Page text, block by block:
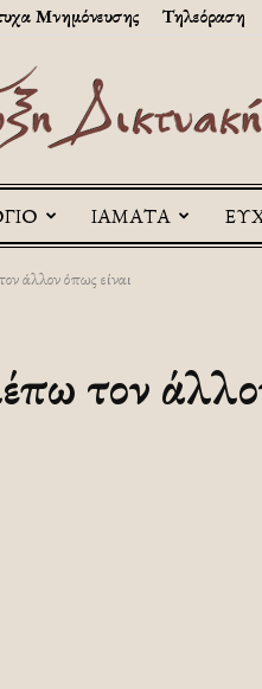
Μνημόνευσης Τηλεόραση
Askitikon
ΙΑΜΑΤΑ
άλλον όπως είναι
τον